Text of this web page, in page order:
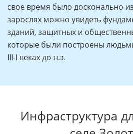
свое время было досконально
зарослях можно увидеть
зданий, защитных и
которые были построены
III-I веках до н.э.
Инфраструктура